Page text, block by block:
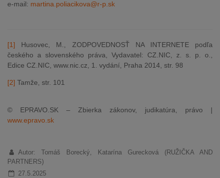
e-mail: martina.poliacikova@r-p.sk
[1] Husovec, M., ZODPOVEDNOSŤ NA INTERNETE podľa
českého a slovenského práva, Vydavatel: CZ.NIC, z. s. p. o.,
Edice CZ.NIC, www.nic.cz, 1. vydání, Praha 2014, str. 98
[2] Tamže, str. 101
© EPRAVO.SK – Zbierka zákonov, judikatúra, právo |
www.epravo.sk
Autor: Tomáš Borecký, Katarína Gurecková (RUŽIČKA AND
PARTNERS)
27.5.2025